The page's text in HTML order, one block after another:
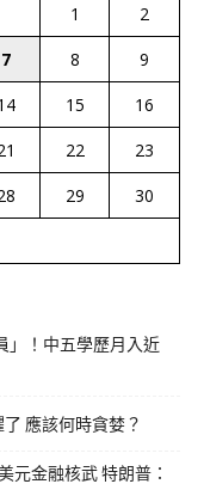
1
2
7 8
9
15
16
22
23
29
30
」！中五學歷月入近
應該何時貪婪？
元金融核武 特朗普：